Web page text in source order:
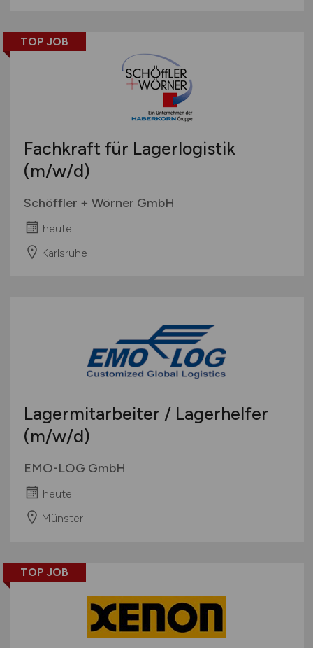
TOP JOB
Fachkraft für Lagerlogistik
(m/w/d)
Schöffler + Wörner GmbH
heute
Karlsruhe
Lagermitarbeiter / Lagerhelfer
(m/w/d)
EMO-LOG GmbH
heute
Münster
TOP JOB